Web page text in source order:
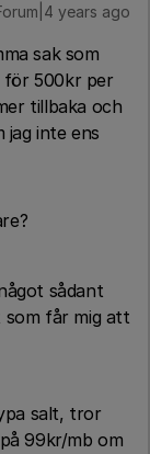
years ago
sak som
för 500kr per
tillbaka och
jag inte ens
sådant
får mig att
salt, tror
99kr/mb om